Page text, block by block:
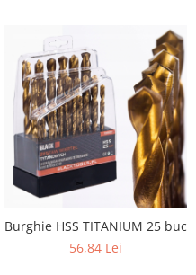
Burghie HSS TITANIUM 25 buc
56,84 Lei